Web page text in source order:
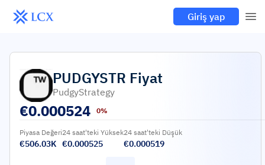
Giriş yap
PUDGYSTR Fiyat
PudgyStrategy
€0.000524 0%
Piyasa Değeri
€506.03K
24 saat'teki Yüksek
€0.000525
24 saat'teki Düşük
€0.000519